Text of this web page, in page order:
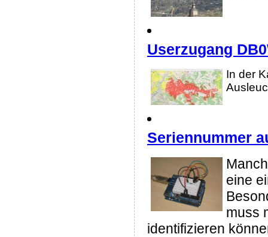
Userzugang
In der
Seriennummer
eine
muss
identifizieren